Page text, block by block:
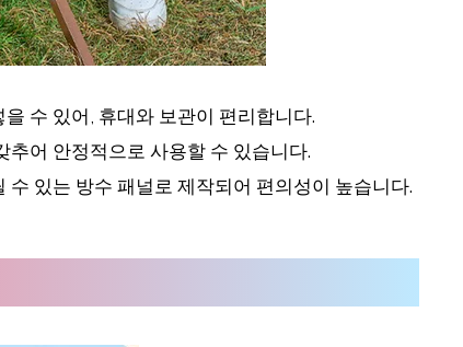
수 있어, 휴대와 보관이 편리합니다.
추어 안정적으로 사용할 수 있습니다.
있는 방수 패널로 제작되어 편의성이 높습니다.